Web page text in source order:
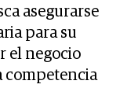
asegurarse
para su
el negocio
competencia